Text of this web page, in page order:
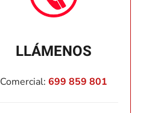
LLÁMENOS
Comercial: 699 859 801